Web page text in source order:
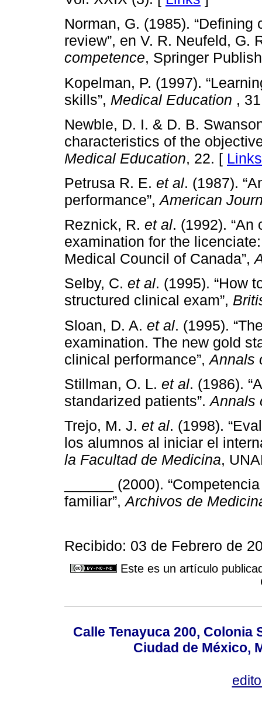
Norman, G. (1985).
review”, en V. R. Neufeld, G.
competence, Springer
Kopelman, P. (1997).
skills”, Medical Education ,
Newble, D. I. & D. B.
characteristics of the
Medical Education, 22. [ Links
Petrusa R. E. et al. (1987).
performance”,American
Reznick, R. et al. (1992).
examination for the
Medical Council of Canada”,
Selby, C. et al. (1995). “How
structured clinical exam”,
Sloan, D. A. et al. (1995).
examination. The new gold
clinical performance”, Annals
Stillman, O. L. et al. (1986).
standarized patients”.Annals
Trejo, M. J. et al. (1998).
los alumnos al iniciar el
la Facultad de Medicina,
______ (2000).
familiar”,Archivos de
Recibido: 03 de Febrero de
Este es un artículo
Calle Tenayuca 200, Colonia
Ciudad de México,